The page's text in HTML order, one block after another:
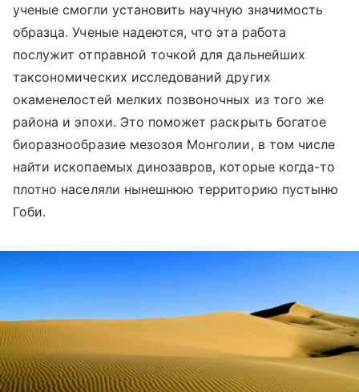
ученые смогли установить научную значимость
образца. Ученые надеются, что эта работа
послужит отправной точкой для дальнейших
таксономических исследований других
окаменелостей мелких позвоночных из того же
района и эпохи. Это поможет раскрыть богатое
биоразнообразие мезозоя Монголии, в том числе
найти ископаемых динозавров, которые когда-то
плотно населяли нынешнюю территорию пустыню
Гоби.